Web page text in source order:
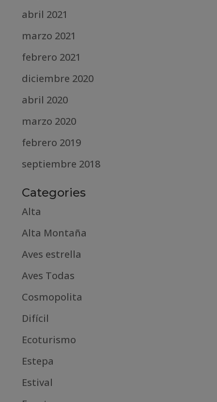
abril 2021
marzo 2021
febrero 2021
diciembre 2020
abril 2020
marzo 2020
febrero 2019
septiembre 2018
Categories
Alta
Alta Montaña
Aves estrella
Aves Todas
Cosmopolita
Difícil
Ecoturismo
Estepa
Estival